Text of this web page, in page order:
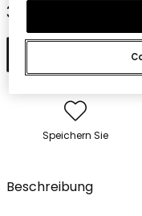
35,95 €
Speichern Sie
Beschreibung